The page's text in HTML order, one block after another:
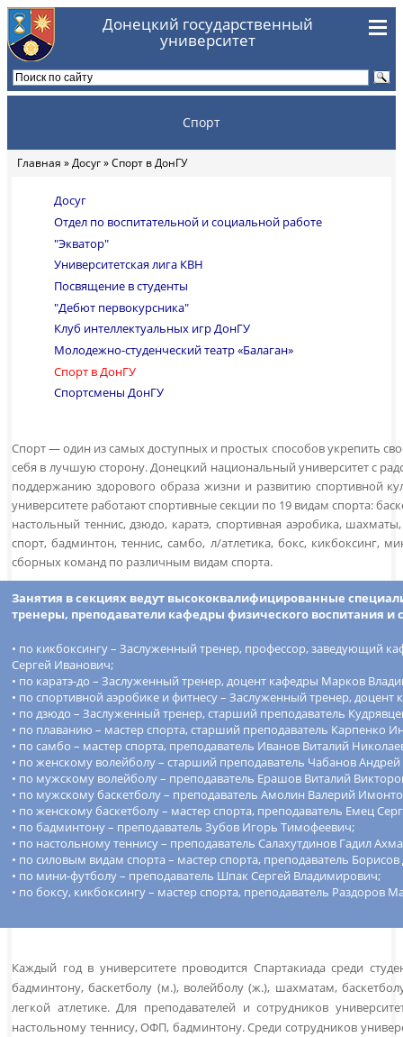
Перейти к основному содержаниюДонецкий государственный
университет
Спорт
Вы здесь
Главная »Досуг» Спорт в ДонГУ
Досуг
Отдел по воспитательной и социальной работе
"Экватор"
Университетская лига КВН
Посвящение в студенты
"Дебют первокурсника"
Клуб интеллектуальных игр ДонГУ
Молодежно-студенческий театр «Балаган»
Спорт в ДонГУ
Спортсмены ДонГУ
Cпорт — один из самых доступных и простых способов укрепить
себя в лучшую сторону. Донецкий национальный университет с
поддержанию здорового образа жизни и развитию спортивной
университете работают спортивные секции по 19 видам спорта:
настольный теннис, дзюдо, каратэ, спортивная аэробика,
спорт, бадминтон, теннис, самбо, л/атлетика, бокс, кикбоксинг,
сборных команд по различным видам спорта.
Занятия в секциях ведут высококвалифицированные
тренеры, преподаватели кафедры физического воспитания и
• по кикбоксингу – Заслуженный тренер, профессор, заведующий
Сергей Иванович;
• по каратэ-до – Заслуженный тренер, доцент кафедры Марков
• по спортивной аэробике и фитнесу – Заслуженный тренер,
• по дзюдо – Заслуженный тренер, старший преподаватель
• по плаванию – мастер спорта, старший преподаватель Карпенко
• по самбо – мастер спорта, преподаватель Иванов Виталий
• по женскому волейболу – старший преподаватель Чабанов
• по мужскому волейболу – преподаватель Ерашов Виталий
• по мужскому баскетболу – преподаватель Амолин Валерий
• по женскому баскетболу – мастер спорта, преподаватель Емец
• по бадминтону – преподаватель Зубов Игорь Тимофеевич;
• по настольному теннису – преподаватель Салахутдинов Гадил
• по силовым видам спорта – мастер спорта, преподаватель
• по мини-футболу – преподаватель Шпак Сергей Владимирович;
• по боксу, кикбоксингу – мастер спорта, преподаватель Раздоров
Каждый год в университете проводится Спартакиада среди
бадминтону, баскетболу (м.), волейболу (ж.), шахматам,
легкой атлетике. Для преподавателей и сотрудников
настольному теннису, ОФП, бадминтону. Среди сотрудников